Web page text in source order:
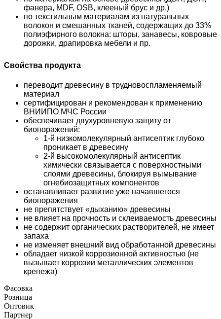
фанера, MDF, OSB, клееный брус и др.)
по текстильным материалам из натуральных
волокон и смешанных тканей, содержащих до 33%
полиэфирного волокна: шторы, занавесы, ковровые
дорожки, драпировка мебели и пр.
Свойства продукта
переводит древесину в трудновоспламеняемый
материал
сертифицирован и рекомендован к применению
ВНИИПО МЧС России
обеспечивает двухуровневую защиту от
биопоражений:
1-й низкомолекулярный антисептик глубоко
проникает в древесину
2-й высокомолекулярный антисептик
химически связывается с поверхностными
слоями древесины, блокируя вымывание
огнебиозащитных компонентов
останавливает развитие уже начавшегося
биопоражения
не препятствует «дыханию» древесины
не влияет на прочность и склеиваемость древесины
не содержит органических растворителей, не имеет
запаха
не изменяет внешний вид обработанной древесины
обладает низкой коррозионной активностью (не
вызывает коррозии металлических элементов
крепежа)
Фасовка
Розница
Оптовик
Партнер